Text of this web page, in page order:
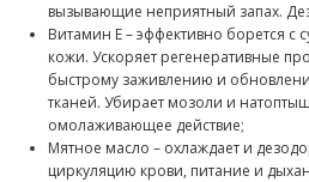
вызывающие неприятный запах.
Витамин E – эффективно борется
кожи. Ускоряет регенеративные
быстрому заживлению и
тканей. Убирает мозоли и
омолаживающее действие;
Мятное масло – охлаждает и
циркуляцию крови, питание и